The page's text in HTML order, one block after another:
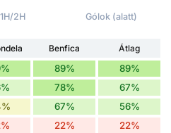
1H/2H Gólok (alatt)
Benfica
Átlag
89% 89%
78% 67%
67% 56%
22% 22%